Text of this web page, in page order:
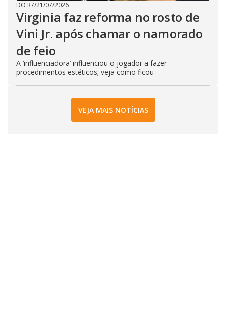
DO R7/21/07/2026
Virginia faz reforma no rosto de
Vini Jr. após chamar o namorado
de feio
A ‘influenciadora’ influenciou o jogador a fazer
procedimentos estéticos; veja como ficou
VEJA MAIS NOTÍCIAS